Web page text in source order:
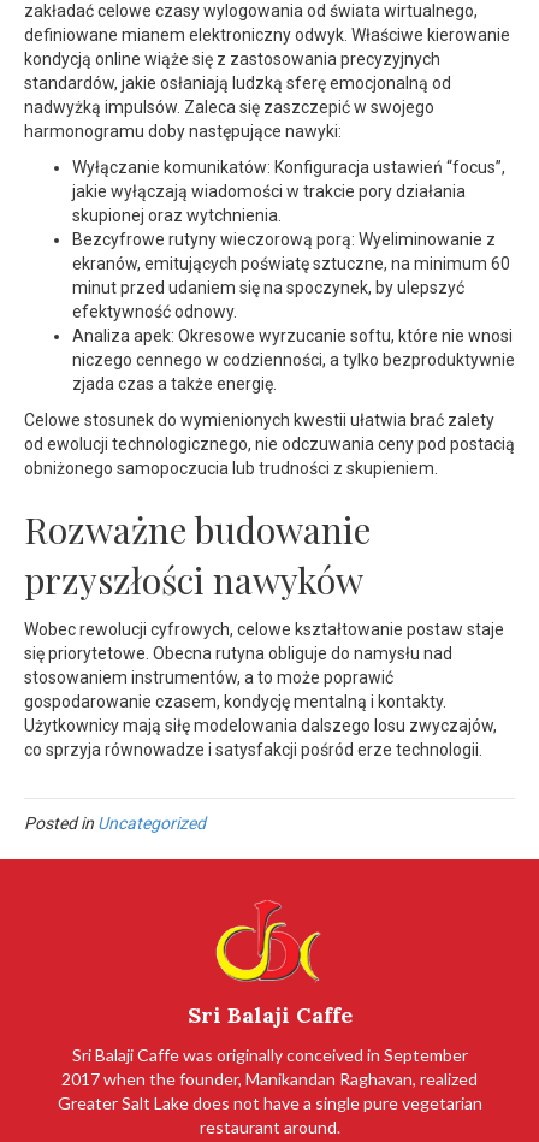
zakładać celowe czasy wylogowania od świata wirtualnego,
definiowane mianem elektroniczny odwyk. Właściwe kierowanie
kondycją online wiąże się z zastosowania precyzyjnych
standardów, jakie osłaniają ludzką sferę emocjonalną od
nadwyżką impulsów. Zaleca się zaszczepić w swojego
harmonogramu doby następujące nawyki:
Wyłączanie komunikatów: Konfiguracja ustawień “focus”,
jakie wyłączają wiadomości w trakcie pory działania
skupionej oraz wytchnienia.
Bezcyfrowe rutyny wieczorową porą: Wyeliminowanie z
ekranów, emitujących poświatę sztuczne, na minimum 60
minut przed udaniem się na spoczynek, by ulepszyć
efektywność odnowy.
Analiza apek: Okresowe wyrzucanie softu, które nie wnosi
niczego cennego w codzienności, a tylko bezproduktywnie
zjada czas a także energię.
Celowe stosunek do wymienionych kwestii ułatwia brać zalety
od ewolucji technologicznego, nie odczuwania ceny pod postacią
obniżonego samopoczucia lub trudności z skupieniem.
Rozważne budowanie
przyszłości nawyków
Wobec rewolucji cyfrowych, celowe kształtowanie postaw staje
się priorytetowe. Obecna rutyna obliguje do namysłu nad
stosowaniem instrumentów, a to może poprawić
gospodarowanie czasem, kondycję mentalną i kontakty.
Użytkownicy mają siłę modelowania dalszego losu zwyczajów,
co sprzyja równowadze i satysfakcji pośród erze technologii.
Posted in Uncategorized
Sri Balaji Caffe
Sri Balaji Caffe was originally conceived in September
2017 when the founder, Manikandan Raghavan, realized
Greater Salt Lake does not have a single pure vegetarian
restaurant around.